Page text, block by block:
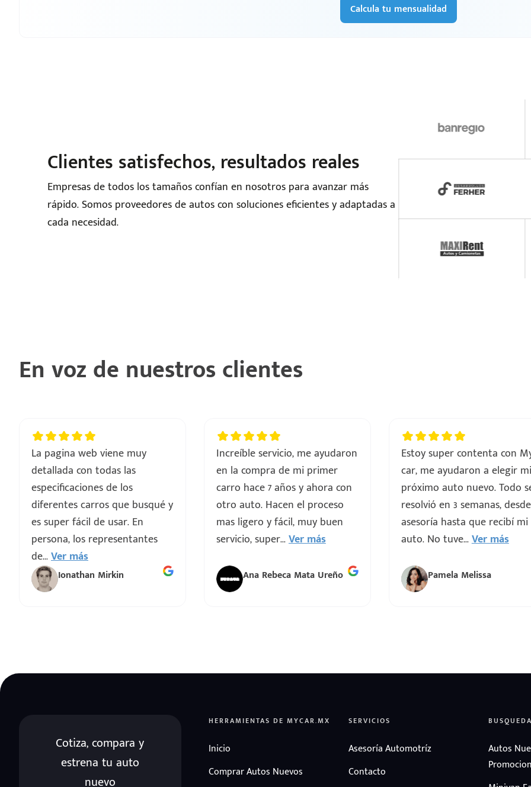
Calcula tu mensualidad
Clientes satisfechos, resultados reales
Empresas de todos los tamaños confían en nosotros para avanzar más
rápido. Somos proveedores de autos con soluciones eficientes y adaptadas a
cada necesidad.
En voz de nuestros clientes
La pagina web viene muy
detallada con todas las
especificaciones de los
diferentes carros que busqué y
es super fácil de usar. En
persona, los representantes
de...Ver más
Ionathan Mirkin
Increíble servicio, me ayudaron
en la compra de mi primer
carro hace 7 años y ahora con
otro auto. Hacen el proceso
mas ligero y fácil, muy buen
servicio, super...Ver más
Ana Rebeca Mata Ureño
Estoy super contenta con
car, me ayudaron a elegir mi
próximo auto nuevo. Todo
resolvió en 3 semanas,
asesoría hasta que recibí mi
auto. No tuve...Ver más
Pamela Melissa
Cotiza, compara y
estrena tu auto
nuevo
HERRAMIENTAS DE MYCAR.MX
Inicio
Comprar Autos Nuevos
SERVICIOS
Asesoría Automotríz
Contacto
Autos